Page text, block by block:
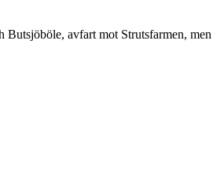
avfart mot Strutsfarmen, men